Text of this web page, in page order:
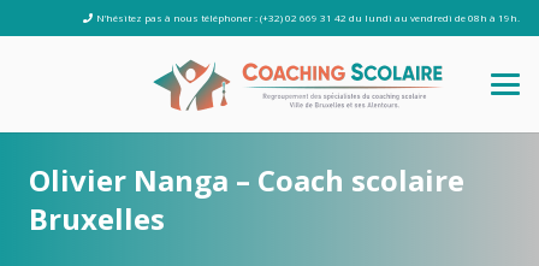
N’hésitez pas à nous téléphoner : (+32) 02 669 31 42 du lundi au vendredi de 08h à 19h.
Olivier Nanga – Coach scolaire
Bruxelles